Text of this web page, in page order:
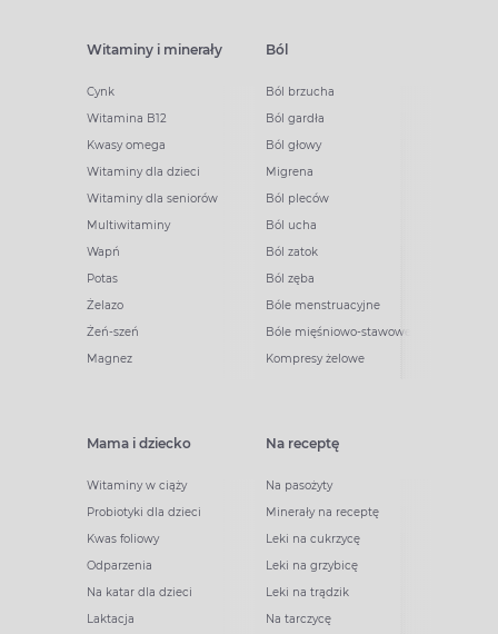
Witaminy i minerały
Cynk
Witamina B12
Kwasy omega
Witaminy dla dzieci
Witaminy dla seniorów
Multiwitaminy
Wapń
Potas
Żelazo
Żeń-szeń
Magnez
Ból
Ból brzucha
Ból gardła
Ból głowy
Migrena
Ból pleców
Ból ucha
Ból zatok
Ból zęba
Bóle menstruacyjne
Bóle mięśniowo-stawowe
Kompresy żelowe
Mama i dziecko
Witaminy w ciąży
Probiotyki dla dzieci
Kwas foliowy
Odparzenia
Na katar dla dzieci
Laktacja
Na receptę
Na pasożyty
Minerały na receptę
Leki na cukrzycę
Leki na grzybicę
Leki na trądzik
Na tarczycę